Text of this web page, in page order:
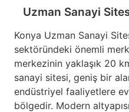
Uzman Sanayi
Konya Uzman Sanayi
sektöründeki önemli
merkezinin yaklaşık 20
sanayi sitesi, geniş bir
endüstriyel faaliyetlere
bölgedir. Modern